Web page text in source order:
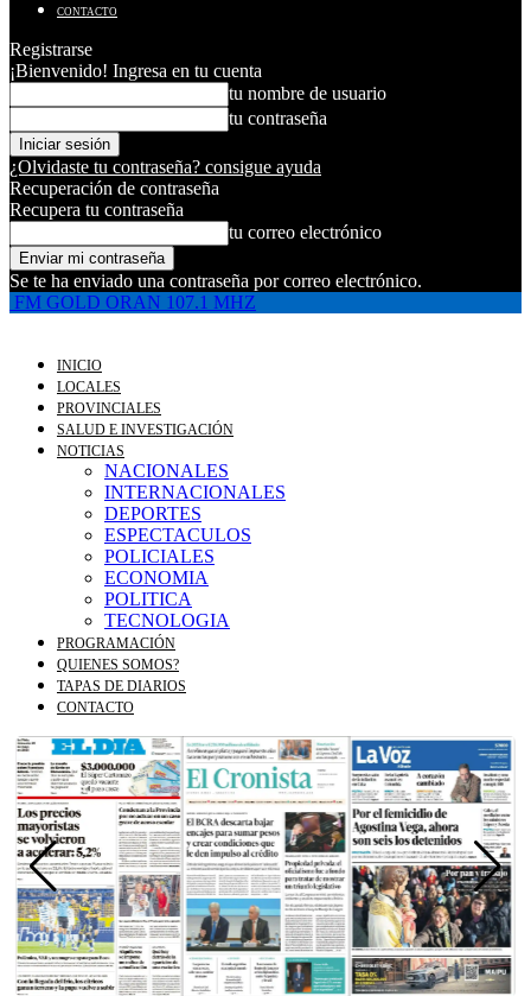
CONTACTO
Registrarse
¡Bienvenido! Ingresa en tu cuenta
tu nombre de usuario
tu contraseña
¿Olvidaste tu contraseña? consigue ayuda
Recuperación de contraseña
Recupera tu contraseña
tu correo electrónico
Se te ha enviado una contraseña por correo electrónico.
FM GOLD ORAN 107.1 MHZ
INICIO
LOCALES
PROVINCIALES
SALUD E INVESTIGACIÓN
NOTICIAS
NACIONALES
INTERNACIONALES
DEPORTES
ESPECTACULOS
POLICIALES
ECONOMIA
POLITICA
TECNOLOGIA
PROGRAMACIÓN
QUIENES SOMOS?
TAPAS DE DIARIOS
CONTACTO